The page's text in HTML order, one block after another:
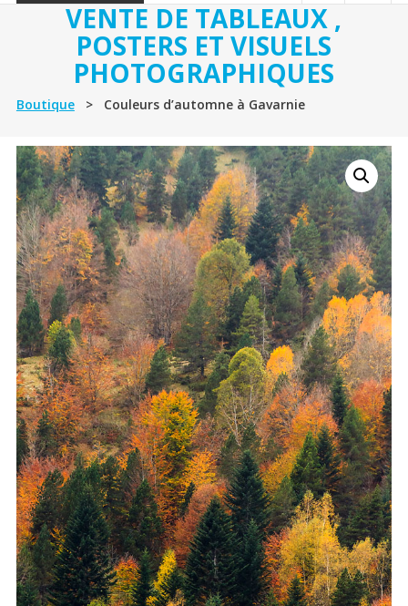
VENTE DE TABLEAUX ,
POSTERS ET VISUELS
PHOTOGRAPHIQUES
Boutique> Couleurs d’automne à Gavarnie